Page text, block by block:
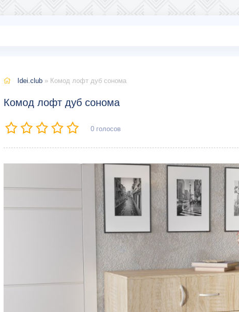
Idei.club » Комод лофт дуб сонома
Комод лофт дуб сонома
0 голосов